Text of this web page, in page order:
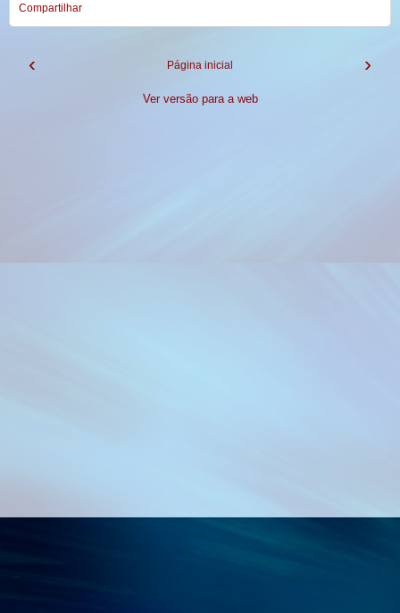
Compartilhar
‹ ›
Página inicial
Ver versão para a web